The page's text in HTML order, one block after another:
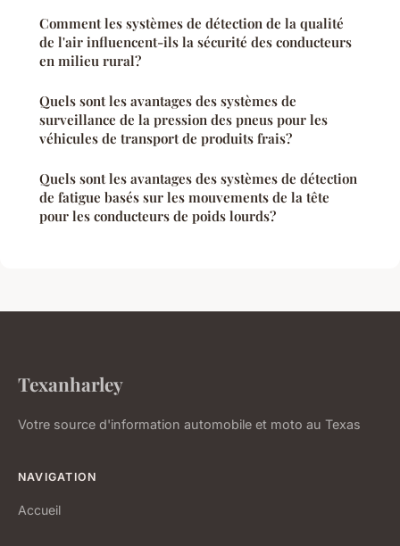
Comment les systèmes de détection de la qualité
de l'air influencent-ils la sécurité des conducteurs
en milieu rural?
Quels sont les avantages des systèmes de
surveillance de la pression des pneus pour les
véhicules de transport de produits frais?
Quels sont les avantages des systèmes de détection
de fatigue basés sur les mouvements de la tête
pour les conducteurs de poids lourds?
Texanharley
Votre source d'information automobile et moto au Texas
NAVIGATION
Accueil